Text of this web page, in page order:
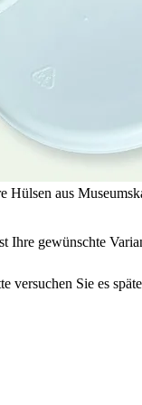
Hülsen aus
Ihre gewünschte
versuchen Sie es